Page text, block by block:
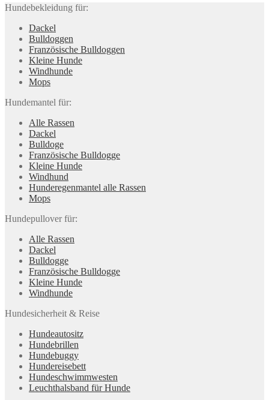
Hundebekleidung für:
Dackel
Bulldoggen
Französische Bulldoggen
Kleine Hunde
Windhunde
Mops
Hundemantel für:
Alle Rassen
Dackel
Bulldoge
Französische Bulldogge
Kleine Hunde
Windhund
Hunderegenman­tel alle Rassen
Mops
Hundepullover für:
Alle Rassen
Dackel
Bulldogge
Französische Bulldogge
Kleine Hunde
Windhunde
Hundesicherheit & Reise
Hundeautositz
Hundebrillen
Hundebuggy
Hundereisebett
Hundeschwimmwesten
Leuchthalsband für Hunde